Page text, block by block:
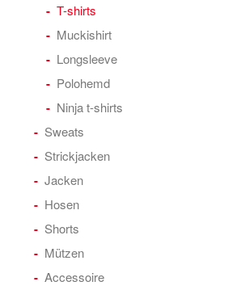
T-shirts
Muckishirt
Longsleeve
Polohemd
Ninja t-shirts
Sweats
Strickjacken
Jacken
Hosen
Shorts
Mützen
Accessoire